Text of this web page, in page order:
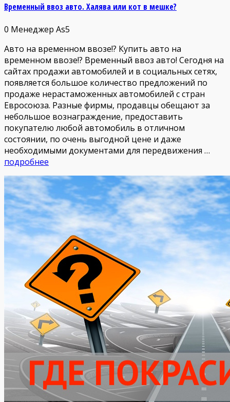
Временный ввоз авто. Халява или кот в мешке?
0 Менеджер As5
Авто на временном ввозе!? Купить авто на
временном ввозе!? Временный ввоз авто! Сегодня на
сайтах продажи автомобилей и в социальных сетях,
появляется большое количество предложений по
продаже нерастаможенных автомобилей с стран
Евросоюза. Разные фирмы, продавцы обещают за
небольшое вознаграждение, предоставить
покупателю любой автомобиль в отличном
состоянии, по очень выгодной цене и даже
необходимыми документами для передвижения …
подробнее